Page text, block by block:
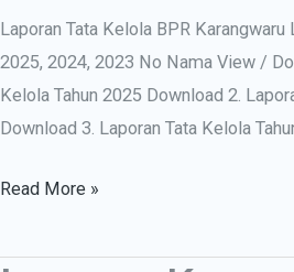
Laporan Tata Kelola BPR Karangwaru
2025, 2024, 2023 No Nama View /
Kelola Tahun 2025 Download 2.
Download 3. Laporan Tata Kelola
Read More »